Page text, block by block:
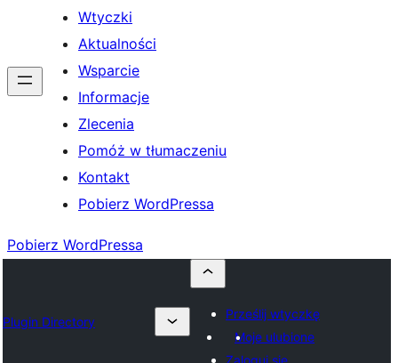
Wtyczki
Aktualności
Wsparcie
Informacje
Zlecenia
Pomóż w tłumaczeniu
Kontakt
Pobierz WordPressa
Pobierz WordPressa
Plugin Directory
Prześlij wtyczkę
Moje ulubione
Zaloguj się